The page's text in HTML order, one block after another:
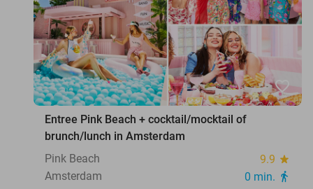
favorite_border
Entree Pink Beach + cocktail/mocktail of
brunch/lunch in Amsterdam
Pink Beach
9.9 star
Amsterdam 0 min. directions_walk